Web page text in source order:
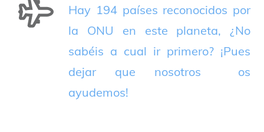
Hay 194 países reconocidos por
la ONU en este planeta, ¿No
sabéis a cual ir primero? ¡Pues
dejar que nosotros os
ayudemos!